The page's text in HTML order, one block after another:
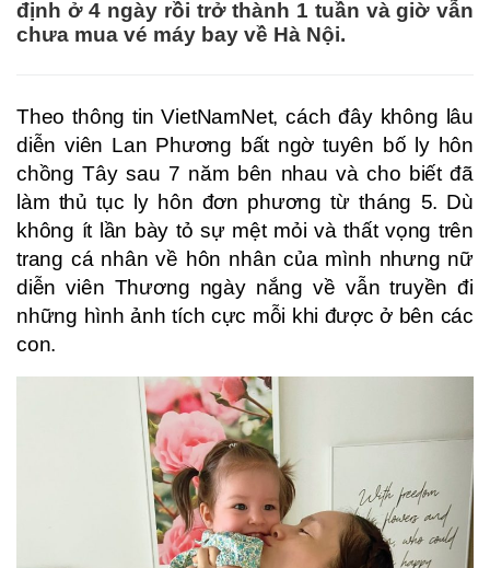
định ở 4 ngày rồi trở thành 1 tuần và giờ vẫn
chưa mua vé máy bay về Hà Nội.
Theo thông tin VietNamNet, cách đây không lâu
diễn viên Lan Phương bất ngờ tuyên bố ly hôn
chồng Tây sau 7 năm bên nhau và cho biết đã
làm thủ tục ly hôn đơn phương từ tháng 5. Dù
không ít lần bày tỏ sự mệt mỏi và thất vọng trên
trang cá nhân về hôn nhân của mình nhưng nữ
diễn viên Thương ngày nắng về vẫn truyền đi
những hình ảnh tích cực mỗi khi được ở bên các
con.